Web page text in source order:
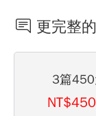
更完整
3篇
NT$450